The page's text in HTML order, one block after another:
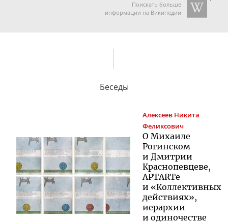
Поискать больше
информации на Википедии
Беседы
Алексеев Никита
Феликсович
О Михаиле
Рогинском
и Дмитрии
Краснопевцеве,
APTARTе
и «Коллективных
действиях»,
иерархии
и одиночестве